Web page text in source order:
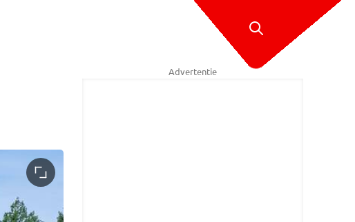
Advertentie